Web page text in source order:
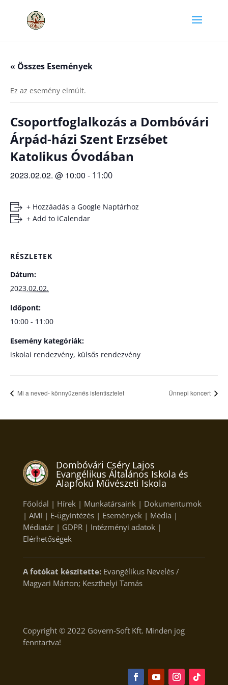
« Összes Események
Ez az esemény elmúlt.
Csoportfoglalkozás a Dombóvári
Árpád-házi Szent Erzsébet
Katolikus Óvodában
2023.02.02. @ 10:00 - 11:00
+ Hozzáadás a Google Naptárhoz
+ Add to iCalendar
RÉSZLETEK
Dátum:
2023.02.02.
Időpont:
10:00 - 11:00
Esemény kategóriák:
iskolai rendezvény, külsős rendezvény
Mi a neved- könnyűzenés istentisztelet Ünnepi koncert
Dombóvári Cséry Lajos
Evangélikus Általános Iskola és
Alapfokú Művészeti Iskola
Főoldal | Hírek| Munkatársaink| Dokumentumok
| AMI | E-ügyintézés| Események| Média |
Médiatár| GDPR| Intézményi adatok|
Elérhetőségek
A fotókat készítette:Evangélikus Nevelés /
Magyari Márton; Keszthelyi Tamás
Copyright © 2022 Govern-Soft Kft. Minden jog
fenntartva!